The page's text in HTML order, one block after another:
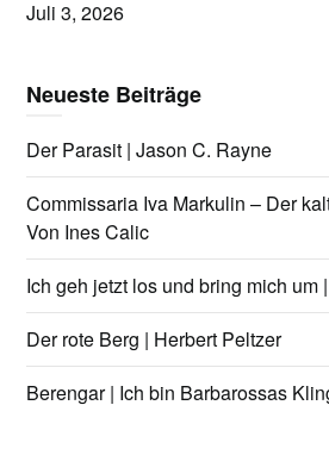
Juli 3, 2026
Neueste Beiträge
Der Parasit | Jason C. Rayne
Commissaria Iva Markulin – Der
Von Ines Calic
Ich geh jetzt los und bring mich um
Der rote Berg | Herbert Peltzer
Berengar | Ich bin Barbarossas